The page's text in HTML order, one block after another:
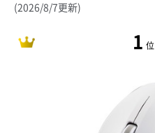
(2026/8/7更新)
1 位